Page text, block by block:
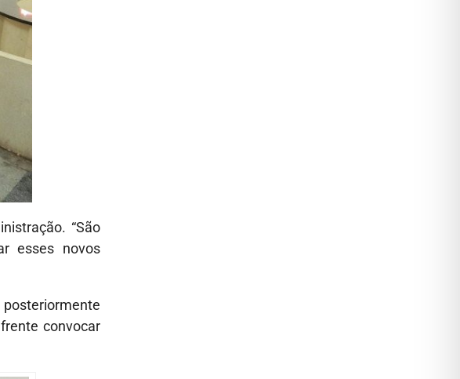
“São
esses novos
posteriormente
convocar